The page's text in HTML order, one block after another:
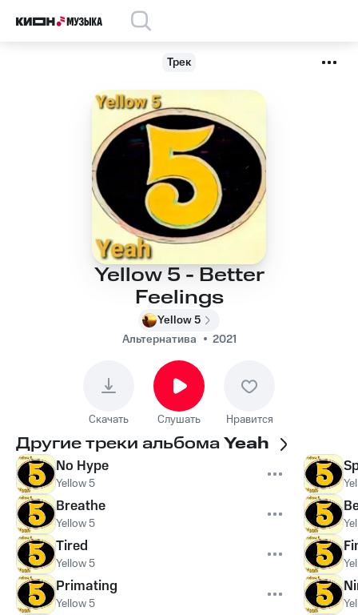
Трек
Yellow 5 - Better
Feelings
Yellow 5
Альтернатива
2021
Скачать Слушать Нравится
Другие треки альбомаYeah
No Hype
Yellow 5
Breathe
Yellow 5
Tired
Yellow 5
Primating
Yellow 5